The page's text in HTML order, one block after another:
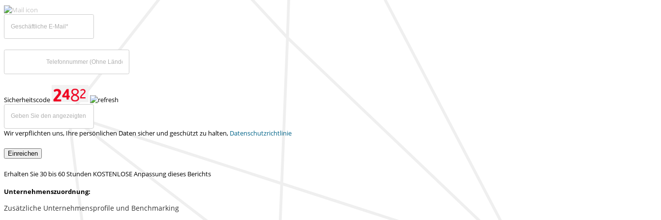
Sicherheitscode
Wir verpflichten uns, Ihre persönlichen Daten sicher und geschützt zu halten, Datenschutzrichtlinie
Einreichen
Erhalten Sie 30 bis 60 Stunden KOSTENLOSE Anpassung dieses Berichts
Unternehmenszuordnung:
Zusätzliche Unternehmensprofile und Benchmarking